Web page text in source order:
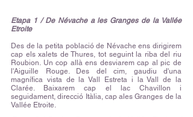
Etapa 1 / De Névache a les Granges de la Vallée
Etroite
Des de la petita població de Névache ens dirigirem
cap els xalets de Thures, tot seguint la riba del riu
Roubion. Un cop allà ens desviarem cap al pic de
l'Aiguille Rouge. Des del cim, gaudiu d'una
magnífica vista de la Vall Estreta i la Vall de la
Clarée. Baixarem cap el lac Chavillon i
seguidament, direcció Itàlia, cap ales Granges de la
Vallée Etroite.